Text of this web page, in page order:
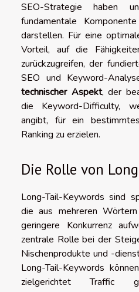
SEO-Strategie haben
fundamentale
darstellen. Für eine
Vorteil, auf die
zurückzugreifen, der
SEO und Keyword-
technischer Aspekt, der
die Keyword-Difficulty,
angibt, für ein
Ranking zu erzielen.
Die Rolle von
Long-Tail-Keywords sind
die aus mehreren
geringere Konkurrenz
zentrale Rolle bei der
Nischenprodukte und -
Long-Tail-Keywords
zielgerichtet Traffic